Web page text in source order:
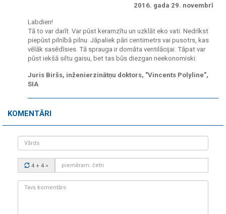
2016. gada 29. novembrī
Labdien!
Tā to var darīt. Var pūst keramzītu un uzklāt eko vati. Nedrīkst
piepūst pilnībā pilnu. Jāpaliek pāri centimetrs vai pusotrs, kas
vēlāk sasēdīsies. Tā sprauga ir domāta ventilācijai. Tāpat var
pūst iekšā siltu gaisu, bet tas būs diezgan neekonomiski.
Juris Biršs, inženierzinātņu doktors, "Vincents Polyline",
SIA
KOMENTĀRI
Vārds
Drošības
kods:
4 + 4 =
Tavs